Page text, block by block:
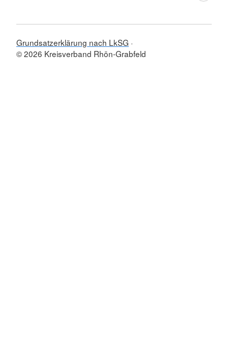
Grundsatzerklärung nach LkSG
© 2026 Kreisverband Rhön-Grabfeld